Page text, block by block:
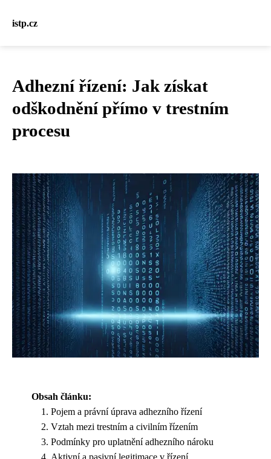
istp.cz
Adhezní řízení: Jak získat
odškodnění přímo v trestním
procesu
Obsah článku:
Pojem a právní úprava adhezního řízení
Vztah mezi trestním a civilním řízením
Podmínky pro uplatnění adhezního nároku